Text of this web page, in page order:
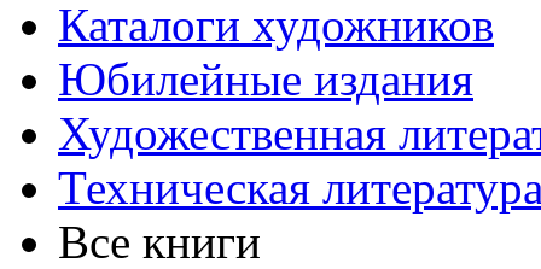
Каталоги художников
Юбилейные издания
Художественная
Техническая
Все книги